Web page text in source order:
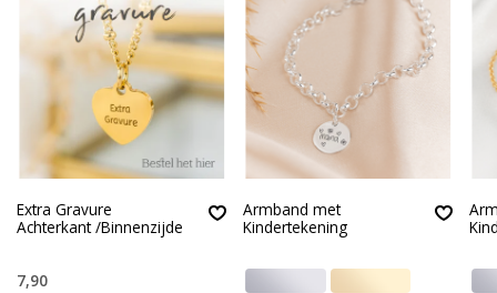
Extra Gravure
Achterkant /Binnenzijde
7,90
Armband met
Kindertekening